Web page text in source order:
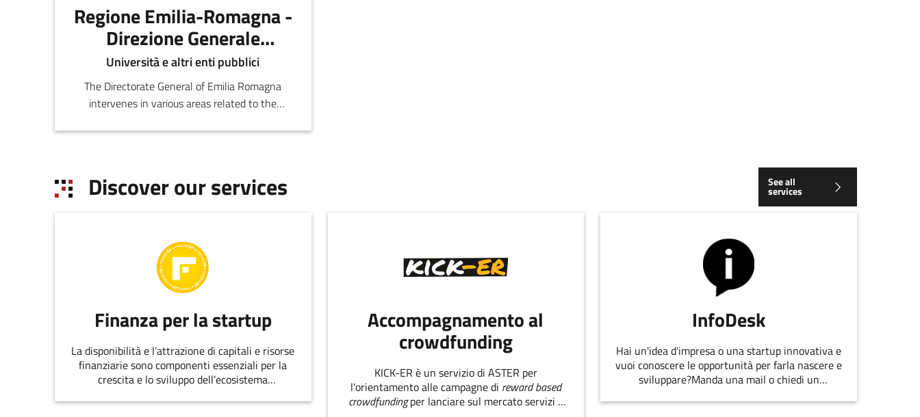
Regione Emilia-Romagna -
Direzione Generale
economia della
conoscenza, del lavoro e
dell'impresa
Università e altri enti pubblici
The Directorate General of Emilia Romagna
intervenes in various areas related to the
distribution, the evaluation of the effectiveness
the development of the green economy.
Discover our services See all
services
Finanza per la startup
La disponibilità e l’attrazione di capitali e risorse
finanziarie sono componenti essenziali per la
crescita e lo sviluppo dell’ecosistema
Accompagnamento al
crowdfunding
KICK-ER è un servizio di ASTER per
l'orientamento alle campagne di reward based
crowdfundingper lanciare sul mercato servizi e
InfoDesk
Hai un'idea d'impresa o una startup innovativa e
vuoi conoscere le opportunità per farla nascere e
sviluppare?Manda una mail o chiedi un
EmiliaRomagnaStartUp.